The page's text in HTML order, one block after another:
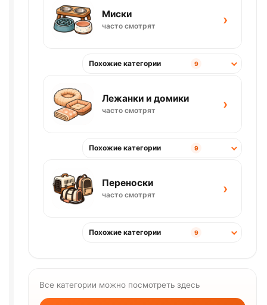
Миски
часто смотрят ›
Похожие категории 9
Лежанки и домики
часто смотрят ›
Похожие категории 9
Переноски
часто смотрят ›
Похожие категории 9
Все категории можно посмотреть здесь